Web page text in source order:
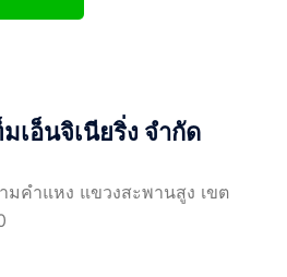
เอ็นจิเนียริ่ง จำกัด
มคำแหง แขวงสะพานสูง เขต